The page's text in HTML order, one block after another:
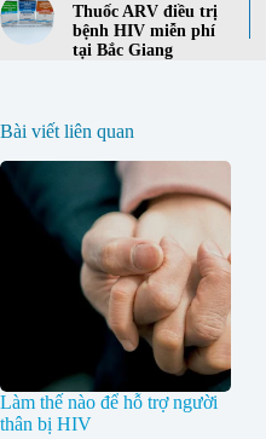
Thuốc ARV điều trị
bệnh HIV miễn phí
tại Bắc Giang
Bài viết liên quan
Làm thế nào để hỗ trợ người
thân bị HIV